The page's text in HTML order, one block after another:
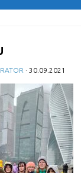
· 30.09.2021